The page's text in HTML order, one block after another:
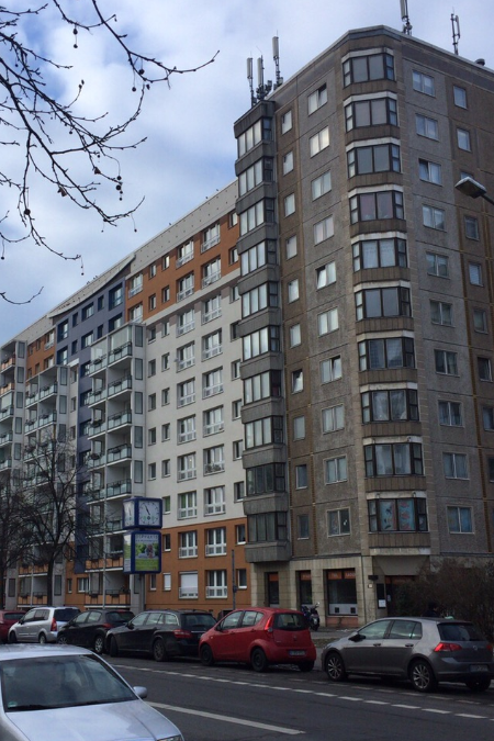
18 CLOSE-UP
【モルガーノ】スキ
トポロ ホワイト
2026・06・18
CLOSE-UP
GRAN SASSO【グランサッソ】
ニットシャツ アプリコット